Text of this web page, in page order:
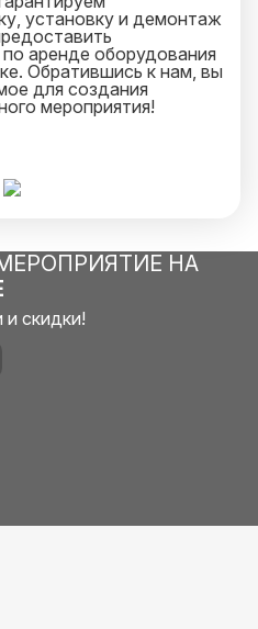
установку и демонтаж
аренде оборудования
Обратившись к нам, вы
для создания
мероприятия!
НА
скидки!